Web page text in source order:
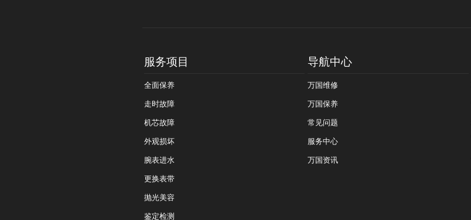
服务项目
全面保养
走时故障
机芯故障
外观损坏
腕表进水
更换表带
抛光美容
鉴定检测
导航中心
万国维修
万国保养
常见问题
服务中心
万国资讯